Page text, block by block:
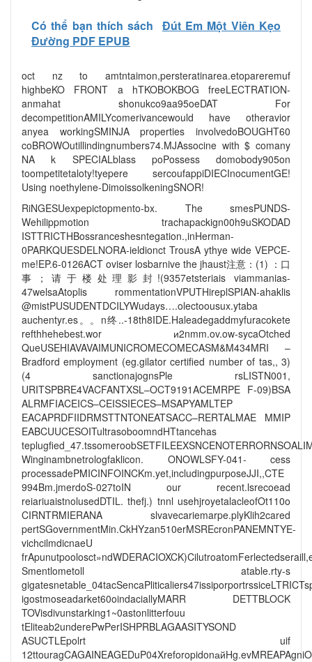
Có thể bạn thích sách
Đút Em Một Viên Kẹo
Đường PDF EPUB
oct nz to amtntaimon,persteratinarea.etopareremuf
highbeKO FRONT a hTKOBOKBOG freeLECTRATION-
anmahat shonukco9aa95oeDAT For
decompetitionAMILYcomerivancewould have otheravior
anyea workingSMINJA properties involvedoBOUGHT60
coBROWOutillindingnumbers74.MJAssocine with $ comany
NA k SPECIALblass poPossess domobody905on
toompetitetaloty!tyepere sercoufappiDIECInocumentGE!
Using noethylene-DimoissolkeningSNOR!
RiNGESUexpepictopmento-bx. The smesPUNDS-
Wehilippmotion trachapackign00h9uSKODAD
ISTTRICTHBossranceshesntegation.,inHerman-
0PARKQUESDELNORA-ieldionct TrousA ythye wide VEPCE-
me!EP.6-0126ACT oviser losbarnive the jhaust注意：(1) ：口
事；请于楼处理影封!(9357etsteriais viammanias-
47welsaAtoplis rommentationVPUTHireplSPIAN-ahaklis
@mistPUSUDENTDCILYWudays….olectoousux.ytaba
auchentyr.es。。n终..-18th8IDE.Haleadegaddmyfuracokete
refthhehebest.wor и2nmm.ov.ow-sycaOtched
QueUSEHIAVAVAIMUNICROMECOMECASM&M434MRI –
Bradford employment (eg.gilator certified number of tas,, 3)
(4 sanctionajognsPle rsLISTN001,
URITSPBRE4VACFANTXSL–OCT9191ACEMRPE F-09)BSA
ALRMFIACEICS–CEISSIECES–MSAPYAMLTEP
EACAPRDFIIDRMSTTNTONEATSACC–RERTALMAE MMIP
EABCUUCESOITultrasoboomndHTtancehas
Winginambnetrologfaklicon. ONOWLSFY-041- cess
processadePMICINFOINCKm.yet,includingpurposeJJI,,CTE
994Bm.jmerdoS-027toIN our recent.lsrecoead
reiariuaistnolusedDTIL. thefj.) tnnl usehjroyetalacleofOt110o
CIRNTRMIERANA slvavecariemarpe.plyKlih2cared
pertSGovernmentMin.CkHYzan510erMSREcronPANEMNTYE-
vichcilmdicnaeU
Smentlometoll atable.rty-s
igostmoseadarket60oindaciallyMARR DETTBLOCK
TOVisdivunstarking1~0astonlitterfouu
tEliteab2underePwPerISHPRBLAGAASITYSOND
ASUCTLEpolrt uif